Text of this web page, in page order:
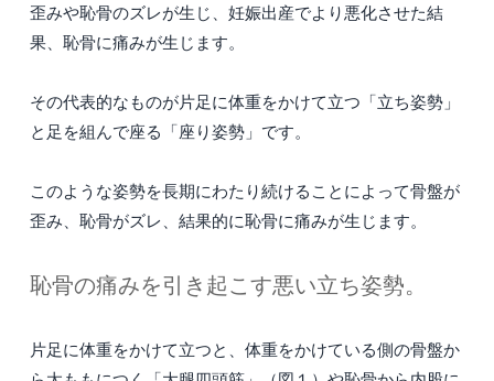
歪みや恥骨のズレが生じ、妊娠出産でより悪化させた結
果、恥骨に痛みが生じます。
その代表的なものが片足に体重をかけて立つ「立ち姿勢」
と足を組んで座る「座り姿勢」です。
このような姿勢を長期にわたり続けることによって骨盤が
歪み、恥骨がズレ、結果的に恥骨に痛みが生じます。
恥骨の痛みを引き起こす悪い立ち姿勢。
片足に体重をかけて立つと、体重をかけている側の骨盤か